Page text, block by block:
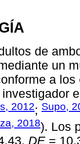
de
un
a
2012; Supo,
2018). Los
DE =